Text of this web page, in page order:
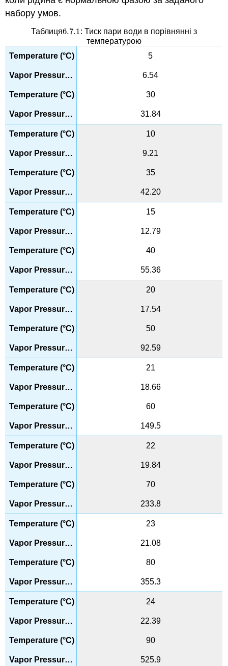
набору умов.
Таблиця6.7.1
6.7.1: Тиск пари води в порівнянні з
температурою
5
6.54
30
31.84
10
9.21
35
42.20
15
12.79
40
55.36
20
17.54
50
92.59
21
18.66
60
149.5
22
19.84
70
233.8
23
21.08
80
355.3
24
22.39
90
525.9